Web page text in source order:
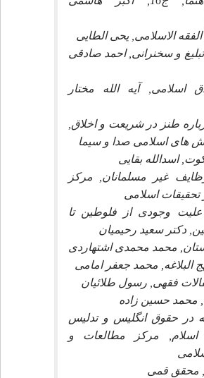
الاسلامى, يحى الطايى
و سخنرانى, احمد صادقى
اسلامى, آيه الله مختار
طنز در شريعت و اخلاق,
هاى اسلامى صدا و سيما
اسدالله بقايى
غير مسلمانان, مركز
اسلامى
وجودى از فلوطين تا
دكتر سعيد رحيميان
محمد محمدى اشتهاردى
البلاغه, محمد جعفر امامى
فقهى, رسول طلائيان
محمد حسين زاده
در حقوق انگليس و تدليس
مركز مطالعات و
محقق قمى